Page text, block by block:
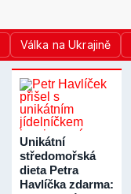
Válka na Ukrajině
Unikátní
středomořská
dieta Petra
Havlíčka zdarma: